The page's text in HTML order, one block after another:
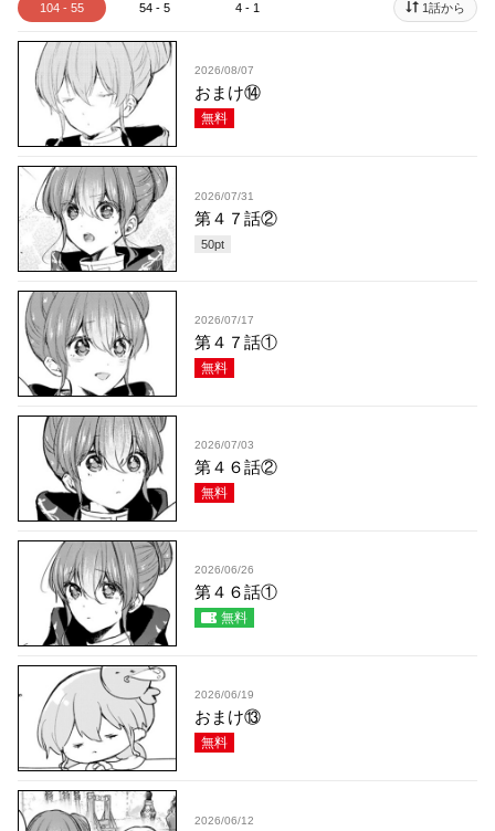
104 - 55 54 - 5 4 - 1 1話から
2026/08/07
おまけ⑭
無料
2026/07/31
第４７話②
50pt
2026/07/17
第４７話①
無料
2026/07/03
第４６話②
無料
2026/06/26
第４６話①
無料
2026/06/19
おまけ⑬
無料
2026/06/12